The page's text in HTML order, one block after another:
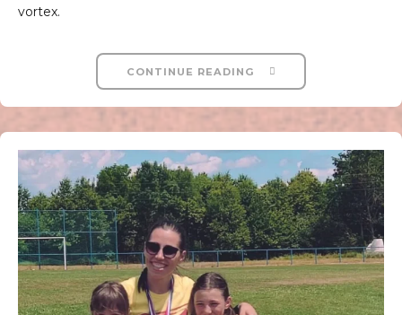
vortex.
CONTINUE READING